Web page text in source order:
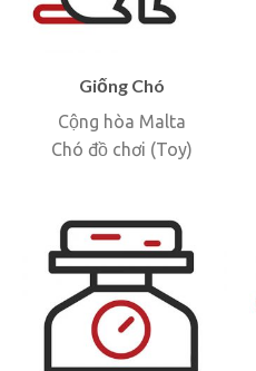
Giống Chó
Cộng hòa Malta
Chó đồ chơi (Toy)